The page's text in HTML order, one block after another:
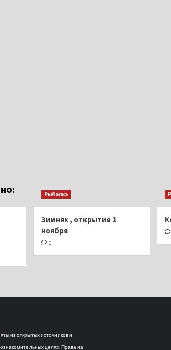
Рыбалка
Зимняк , открытие 1
ноября
0
из открытых источников и
целях. Права на